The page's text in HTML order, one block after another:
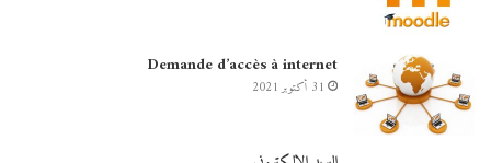
Demande d’accès à internet
31 أكتوبر 2021